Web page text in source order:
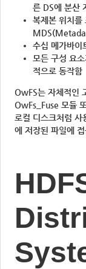
른 DS에 분산
복제본 위치
수십 메가바이
모든 구성 요
적으로 동작함
OwFS는 자체적인
OwFs_Fuse 모듈
로컬 디스크처럼
에 저장된 파일에